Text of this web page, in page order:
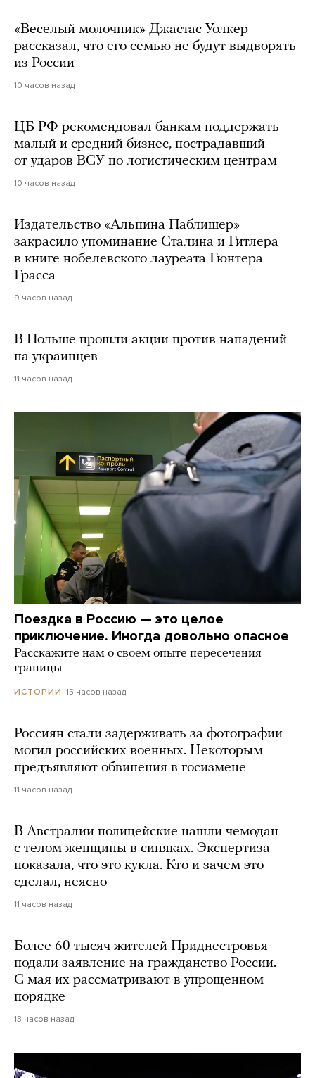
«Веселый молочник» Джастас Уолкер
рассказал, что его семью не будут выдворять
из России
10 часов назад
ЦБ РФ рекомендовал банкам поддержать
малый и средний бизнес, пострадавший
от ударов ВСУ по логистическим центрам
10 часов назад
Издательство «Альпина Паблишер»
закрасило упоминание Сталина и Гитлера
в книге нобелевского лауреата Гюнтера
Грасса
9 часов назад
В Польше прошли акции против нападений
на украинцев
11 часов назад
Поездка в Россию — это целое
приключение. Иногда довольно опасное
Расскажите нам о своем опыте пересечения
границы
ИСТОРИИ 15 часов назад
Россиян стали задерживать за фотографии
могил российских военных. Некоторым
предъявляют обвинения в госизмене
11 часов назад
В Австралии полицейские нашли чемодан
с телом женщины в синяках. Экспертиза
показала, что это кукла. Кто и зачем это
сделал, неясно
11 часов назад
Более 60 тысяч жителей Приднестровья
подали заявление на гражданство России.
С мая их рассматривают в упрощенном
порядке
13 часов назад